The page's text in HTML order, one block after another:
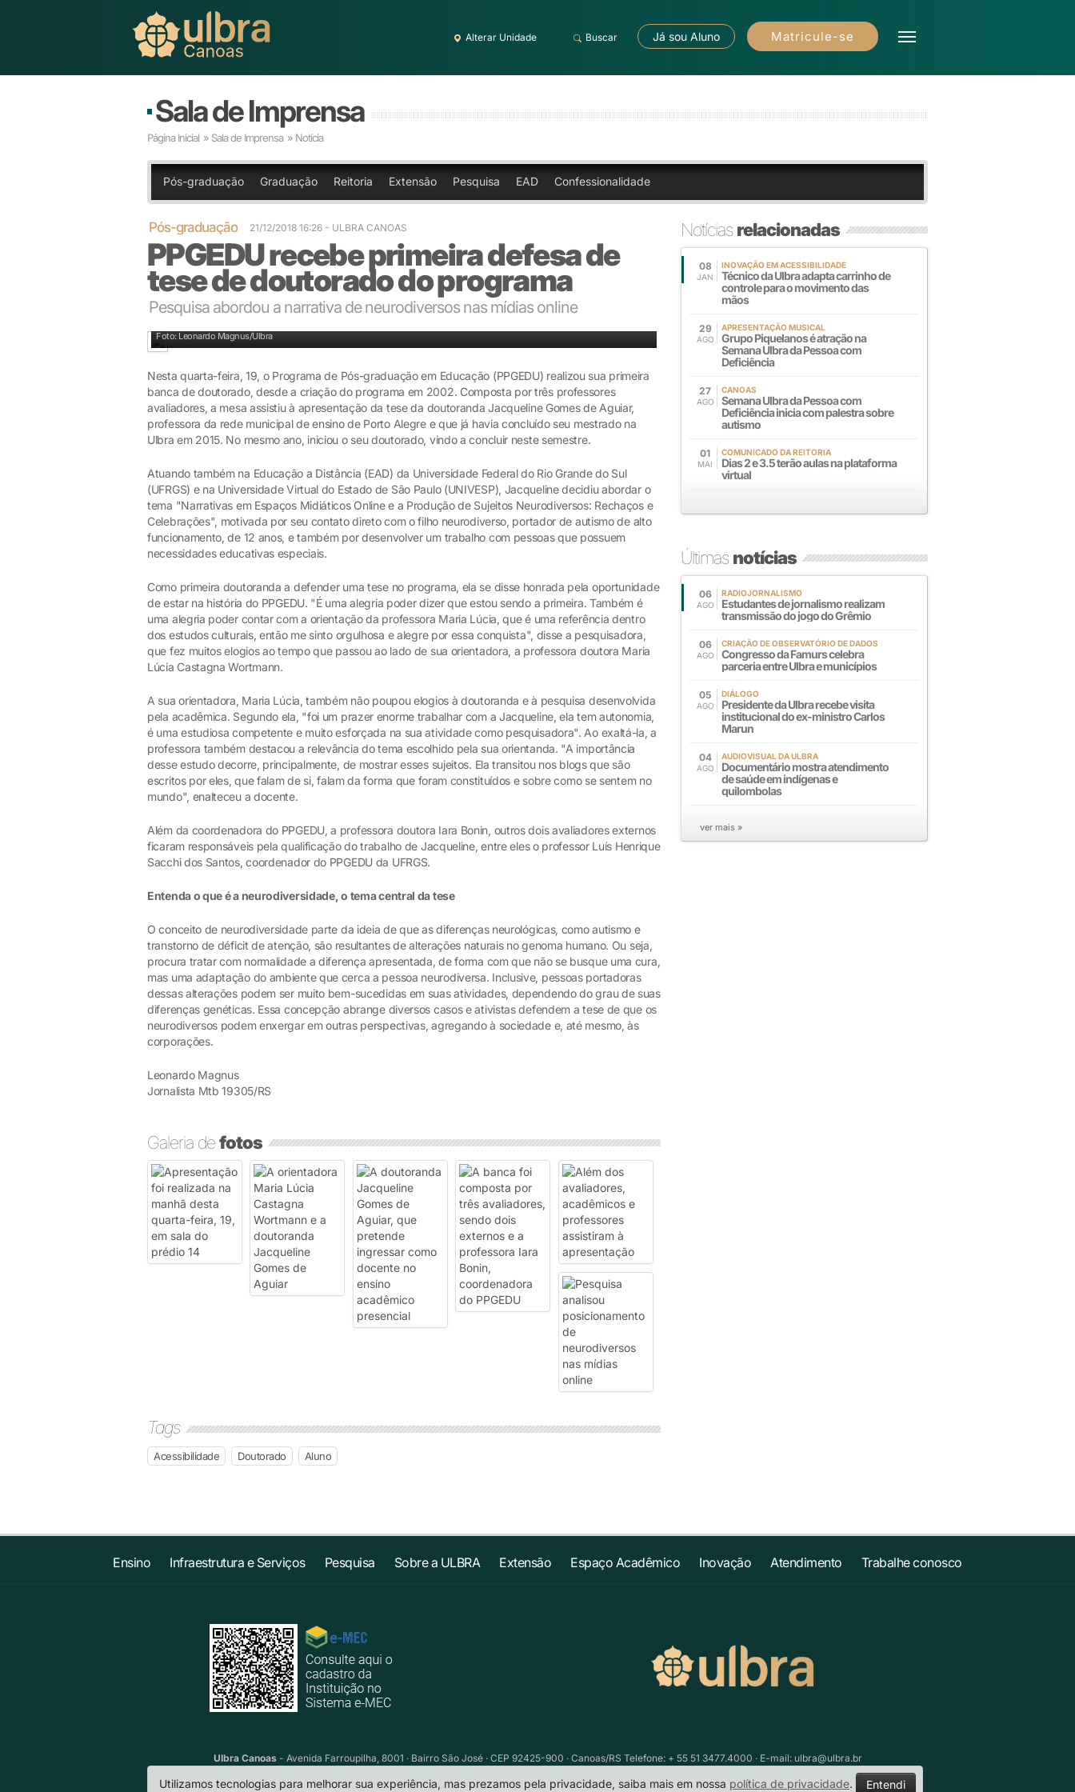
Alterar Unidade Buscar Já sou Aluno Matricule-se
Sala de Imprensa
Página Inicial » Sala de Imprensa » Notícia
Pós-graduação Graduação Reitoria Extensão Pesquisa EAD Confessionalidade
Pós-graduação 21/12/2018 16:26 - ULBRA CANOAS
PPGEDU recebe primeira defesa de
tese de doutorado do programa
Pesquisa abordou a narrativa de neurodiversos nas mídias online
Foto: Leonardo Magnus/Ulbra
Nesta quarta-feira, 19, o Programa de Pós-graduação em Educação (PPGEDU) realizou sua primeira
banca de doutorado, desde a criação do programa em 2002. Composta por três professores
avaliadores, a mesa assistiu à apresentação da tese da doutoranda Jacqueline Gomes de Aguiar,
professora da rede municipal de ensino de Porto Alegre e que já havia concluído seu mestrado na
Ulbra em 2015. No mesmo ano, iniciou o seu doutorado, vindo a concluir neste semestre.
Atuando também na Educação a Distância (EAD) da Universidade Federal do Rio Grande do Sul
(UFRGS) e na Universidade Virtual do Estado de São Paulo (UNIVESP), Jacqueline decidiu abordar o
tema "Narrativas em Espaços Midiáticos Online e a Produção de Sujeitos Neurodiversos: Rechaços e
Celebrações", motivada por seu contato direto com o filho neurodiverso, portador de autismo de alto
funcionamento, de 12 anos, e também por desenvolver um trabalho com pessoas que possuem
necessidades educativas especiais.
Como primeira doutoranda a defender uma tese no programa, ela se disse honrada pela oportunidade
de estar na história do PPGEDU. "É uma alegria poder dizer que estou sendo a primeira. Também é
uma alegria poder contar com a orientação da professora Maria Lúcia, que é uma referência dentro
dos estudos culturais, então me sinto orgulhosa e alegre por essa conquista", disse a pesquisadora,
que fez muitos elogios ao tempo que passou ao lado de sua orientadora, a professora doutora Maria
Lúcia Castagna Wortmann.
A sua orientadora, Maria Lúcia, também não poupou elogios à doutoranda e à pesquisa desenvolvida
pela acadêmica. Segundo ela, "foi um prazer enorme trabalhar com a Jacqueline, ela tem autonomia,
é uma estudiosa competente e muito esforçada na sua atividade como pesquisadora". Ao exaltá-la, a
professora também destacou a relevância do tema escolhido pela sua orientanda. "A importância
desse estudo decorre, principalmente, de mostrar esses sujeitos. Ela transitou nos blogs que são
escritos por eles, que falam de si, falam da forma que foram constituídos e sobre como se sentem no
mundo", enalteceu a docente.
Além da coordenadora do PPGEDU, a professora doutora Iara Bonin, outros dois avaliadores externos
ficaram responsáveis pela qualificação do trabalho de Jacqueline, entre eles o professor Luís Henrique
Sacchi dos Santos, coordenador do PPGEDU da UFRGS.
Entenda o que é a neurodiversidade, o tema central da tese
O conceito de neurodiversidade parte da ideia de que as diferenças neurológicas, como autismo e
transtorno de déficit de atenção, são resultantes de alterações naturais no genoma humano. Ou seja,
procura tratar com normalidade a diferença apresentada, de forma com que não se busque uma cura,
mas uma adaptação do ambiente que cerca a pessoa neurodiversa. Inclusive, pessoas portadoras
dessas alterações podem ser muito bem-sucedidas em suas atividades, dependendo do grau de suas
diferenças genéticas. Essa concepção abrange diversos casos e ativistas defendem a tese de que os
neurodiversos podem enxergar em outras perspectivas, agregando à sociedade e, até mesmo, às
corporações.
Leonardo Magnus
Jornalista Mtb 19305/RS
Galeria defotos
Tags
Acessibilidade Doutorado Aluno
Notíciasrelacionadas
08
JAN
INOVAÇÃO EM ACESSIBILIDADE
Técnico da Ulbra adapta carrinho de
controle para o movimento das
mãos
29
AGO
APRESENTAÇÃO MUSICAL
Grupo Piquelanos é atração na
Semana Ulbra da Pessoa com
Deficiência
27
AGO
CANOAS
Semana Ulbra da Pessoa com
Deficiência inicia com palestra sobre
autismo
01
MAI
COMUNICADO DA REITORIA
Dias 2 e 3.5 terão aulas na plataforma
virtual
Últimasnotícias
06
AGO
RADIOJORNALISMO
Estudantes de jornalismo realizam
transmissão do jogo do Grêmio
06
AGO
CRIAÇÃO DE OBSERVATÓRIO DE DADOS
Congresso da Famurs celebra
parceria entre Ulbra e municípios
05
AGO
DIÁLOGO
Presidente da Ulbra recebe visita
institucional do ex-ministro Carlos
Marun
04
AGO
AUDIOVISUAL DA ULBRA
Documentário mostra atendimento
de saúde em indígenas e
quilombolas
ver mais »
Ensino Infraestrutura e Serviços Pesquisa Sobre a ULBRA Extensão Espaço Acadêmico Inovação Atendimento Trabalhe conosco
Ulbra Canoas- Avenida Farroupilha, 8001 · Bairro São José · CEP 92425-900 · Canoas/RS Telefone: + 55 51 3477.4000 · E-mail: ulbra@ulbra.br
Utilizamos tecnologias para melhorar sua experiência, mas prezamos pela privacidade, saiba mais em nossa política de privacidade. Entendi